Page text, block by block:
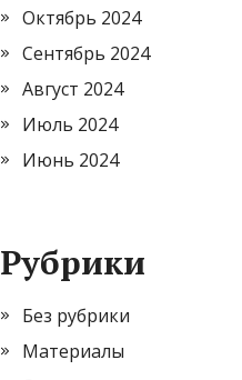
Октябрь 2024
Сентябрь 2024
Август 2024
Июль 2024
Июнь 2024
Рубрики
Без рубрики
Материалы